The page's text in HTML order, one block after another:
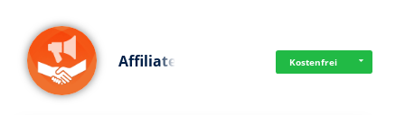
Affiliate Kostenfrei